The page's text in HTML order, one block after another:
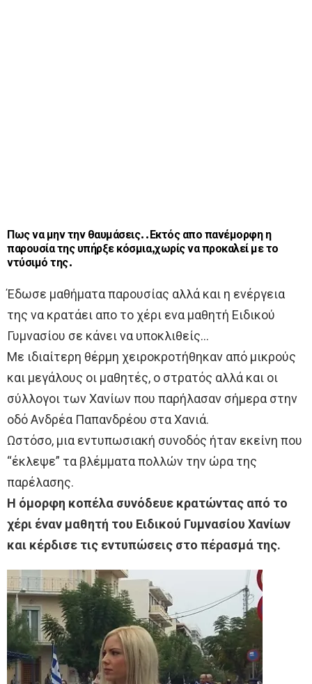
Πως να μην την θαυμάσεις..Εκτός απο πανέμορφη η
παρουσία της υπήρξε κόσμια,χωρίς να προκαλεί με το
ντύσιμό της.
Έδωσε μαθήματα παρουσίας αλλά και η ενέργεια
της να κρατάει απο το χέρι ενα μαθητή Ειδικού
Γυμνασίου σε κάνει να υποκλιθείς…
Με ιδιαίτερη θέρμη χειροκροτήθηκαν από μικρούς
και μεγάλους οι μαθητές, ο στρατός αλλά και οι
σύλλογοι των Χανίων που παρήλασαν σήμερα στην
οδό Ανδρέα Παπανδρέου στα Χανιά.
Ωστόσο, μια εντυπωσιακή συνοδός ήταν εκείνη που
“έκλεψε” τα βλέμματα πολλών την ώρα της
παρέλασης.
Η όμορφη κοπέλα συνόδευε κρατώντας από το
χέρι έναν μαθητή του Ειδικού Γυμνασίου Χανίων
και κέρδισε τις εντυπώσεις στο πέρασμά της.